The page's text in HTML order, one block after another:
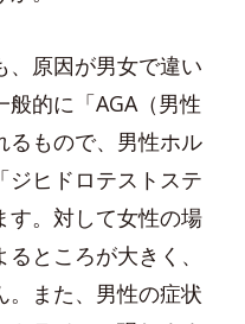
、原因が男女で違い
般的に「AGA（男性
るもので、男性ホル
ジヒドロテストステ
す。対して女性の場
ところが大きく、
。また、男性の症状